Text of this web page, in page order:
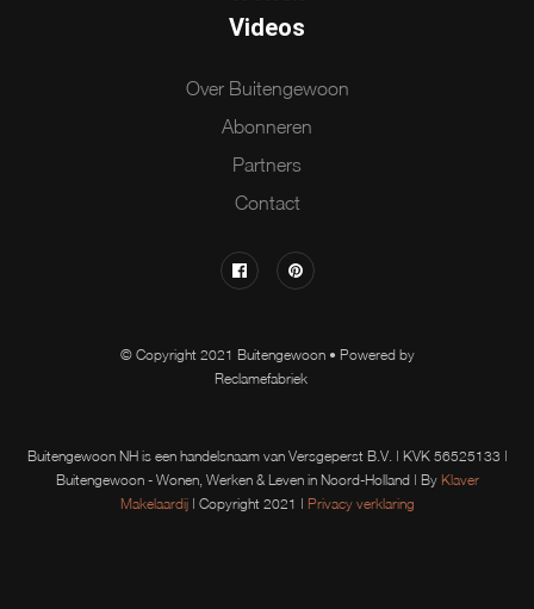
Videos
Over Buitengewoon
Abonneren
Partners
Contact
© Copyright 2021 Buitengewoon • Powered by
Reclamefabriek
Buitengewoon NH is een handelsnaam van Versgeperst B.V. | KVK 56525133 |
Buitengewoon - Wonen, Werken & Leven in Noord-Holland | By Klaver
Makelaardij| Copyright 2021 | Privacy verklaring